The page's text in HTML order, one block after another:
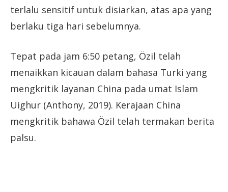
terlalu sensitif untuk disiarkan, atas apa yang
berlaku tiga hari sebelumnya.
Tepat pada jam 6:50 petang, Özil telah
menaikkan kicauan dalam bahasa Turki yang
mengkritik layanan China pada umat Islam
Uighur (Anthony, 2019). Kerajaan China
mengkritik bahawa Özil telah termakan berita
palsu.